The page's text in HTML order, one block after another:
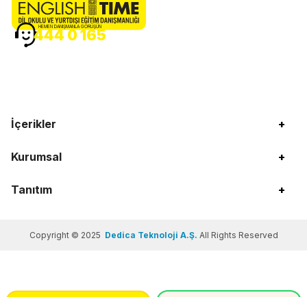
İçerikler +
Kurumsal +
Tanıtım +
HEMEN DANIŞMANLA GÖRÜŞÜN
444 0 165
Copyright © 2025 Dedica Teknoloji A.Ş. All Rights Reserved